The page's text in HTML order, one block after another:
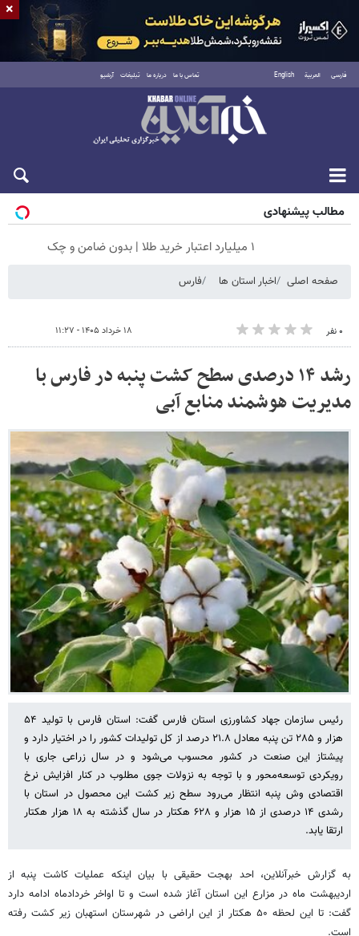
فارسی العربية English تماس با ما درباره ما تبلیغات آرشیو
پنجشنبه ۱۵ مرداد ۱۴۰۵
مطالب پیشنهادی
۱ میلیارد اعتبار خرید طلا | بدون ضامن و چک
صفحه اصلی اخبار استان ها فارس
۰ نفر ۱۸ خرداد ۱۴۰۵ - ۱۱:۲۷
رشد ۱۴ درصدی سطح کشت پنبه در فارس با
مدیریت هوشمند منابع آبی
رئیس سازمان جهاد کشاورزی استان فارس گفت: استان فارس با تولید ۵۴
هزار و ۲۸۵ تن پنبه معادل ۲۱.۸ درصد از کل تولیدات کشور را در اختیار دارد و
پیشتاز این صنعت در کشور محسوب می‌شود و در سال زراعی جاری با
رویکردی توسعه‌محور و با توجه به نزولات جوی مطلوب در کنار افزایش نرخ
اقتصادی وش پنبه انتظار می‌رود سطح زیر کشت این محصول در استان با
رشدی ۱۴ درصدی از ۱۵ هزار و ۶۲۸ هکتار در سال گذشته به ۱۸ هزار هکتار
ارتقا یابد.
به گزارش خبرآنلاین، احد بهجت حقیقی با بیان اینکه عملیات کاشت پنبه از
اردیبهشت ماه در مزارع این استان آغاز شده است و تا اواخر خردادماه ادامه دارد
گفت: تا این لحظه ۵۰ هکتار از این اراضی در شهرستان استهبان زیر کشت رفته
×